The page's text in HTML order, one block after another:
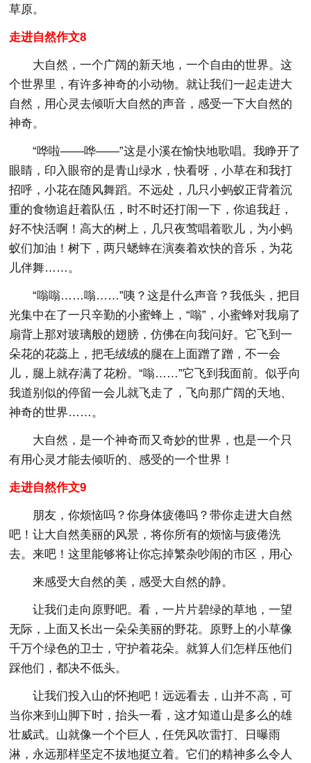
草原。
走进自然作文8
大自然，一个广阔的新天地，一个自由的世界。这
个世界里，有许多神奇的小动物。就让我们一起走进大
自然，用心灵去倾听大自然的声音，感受一下大自然的
神奇。
“哗啦——哗——”这是小溪在愉快地歌唱。我睁开了
眼睛，印入眼帘的是青山绿水，快看呀，小草在和我打
招呼，小花在随风舞蹈。不远处，几只小蚂蚁正背着沉
重的食物追赶着队伍，时不时还打闹一下，你追我赶，
好不快活啊！高大的树上，几只夜莺唱着歌儿，为小蚂
蚁们加油！树下，两只蟋蟀在演奏着欢快的音乐，为花
儿伴舞……。
“嗡嗡……嗡……”咦？这是什么声音？我低头，把目
光集中在了一只辛勤的小蜜蜂上，“嗡”，小蜜蜂对我扇了
扇背上那对玻璃般的翅膀，仿佛在向我问好。它飞到一
朵花的花蕊上，把毛绒绒的腿在上面蹭了蹭，不一会
儿，腿上就存满了花粉。“嗡……”它飞到我面前。似乎向
我道别似的停留一会儿就飞走了，飞向那广阔的天地、
神奇的世界……。
大自然，是一个神奇而又奇妙的世界，也是一个只
有用心灵才能去倾听的、感受的一个世界！
走进自然作文9
朋友，你烦恼吗？你身体疲倦吗？带你走进大自然
吧！让大自然美丽的风景，将你所有的烦恼与疲倦洗
去。来吧！这里能够将让你忘掉繁杂吵闹的市区，用心
来感受大自然的美，感受大自然的静。
让我们走向原野吧。看，一片片碧绿的草地，一望
无际，上面又长出一朵朵美丽的野花。原野上的小草像
千万个绿色的卫士，守护着花朵。就算人们怎样压他们
踩他们，都决不低头。
让我们投入山的怀抱吧！远远看去，山并不高，可
当你来到山脚下时，抬头一看，这才知道山是多么的雄
壮威武。山就像一个个巨人，任凭风吹雷打、日曝雨
淋，永远那样坚定不拔地挺立着。它们的精神多么令人